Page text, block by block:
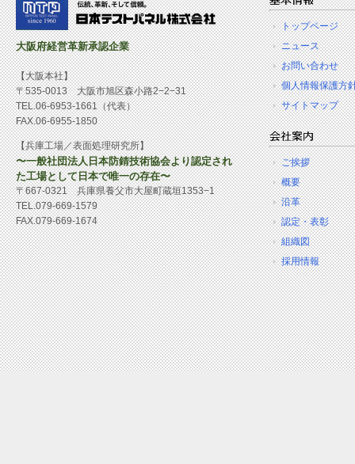
大阪府経営革新承認企業
【大阪本社】
〒535-0013 大阪市旭区森小路2−2−31
TEL.06-6953-1661（代表）
FAX.06-6955-1850
【兵庫工場／表面処理研究所】
〜一般社団法人日本防錆技術協会より認定され
た工場として日本で唯一の存在〜
〒667-0321 兵庫県養父市大屋町蔵垣1353−1
TEL.079-669-1579
FAX.079-669-1674
トップページ
ニュース
お問い合わせ
個人情報保護方
サイトマップ
ご挨拶
概要
沿革
認定・表彰
組織図
採用情報